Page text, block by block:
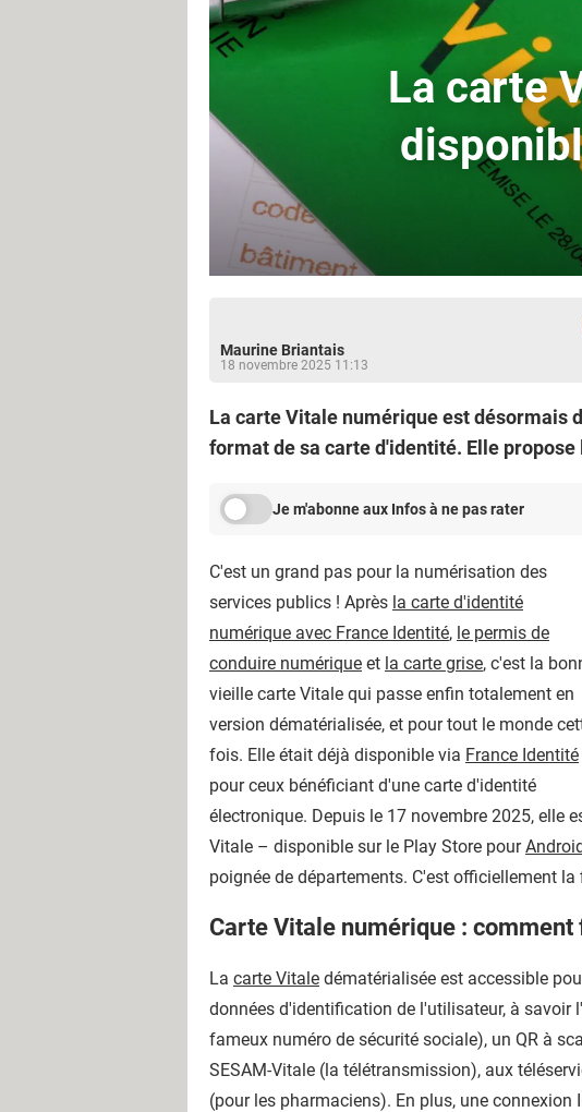
La carte
Maurine Briantais
18 novembre 2025 11:13
La carte Vitale numérique est désormais
format de sa carte d'identité. Elle propose
Je m'abonne aux Infos à ne pas rater
C'est un grand pas pour la numérisation des
services publics ! Après la carte d'identité
numérique avec France Identité, le permis de
conduire numérique et la carte grise, c'est la
vieille carte Vitale qui passe enfin totalement en
version dématérialisée, et pour tout le monde
fois. Elle était déjà disponible via France Identité
pour ceux bénéficiant d'une carte d'identité
électronique. Depuis le 17 novembre 2025, elle
Vitale – disponible sur le Play Store pour
poignée de départements. C'est officiellement
Carte Vitale numérique :
La carte Vitale dématérialisée est accessible
données d'identification de l'utilisateur, à savoir
fameux numéro de sécurité sociale), un QR à
SESAM-Vitale (la télétransmission), aux
(pour les pharmaciens). En plus, une connexion